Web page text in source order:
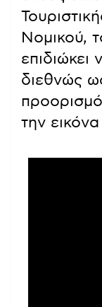
Νομικού,
επιδιώκει
διεθνώς
την